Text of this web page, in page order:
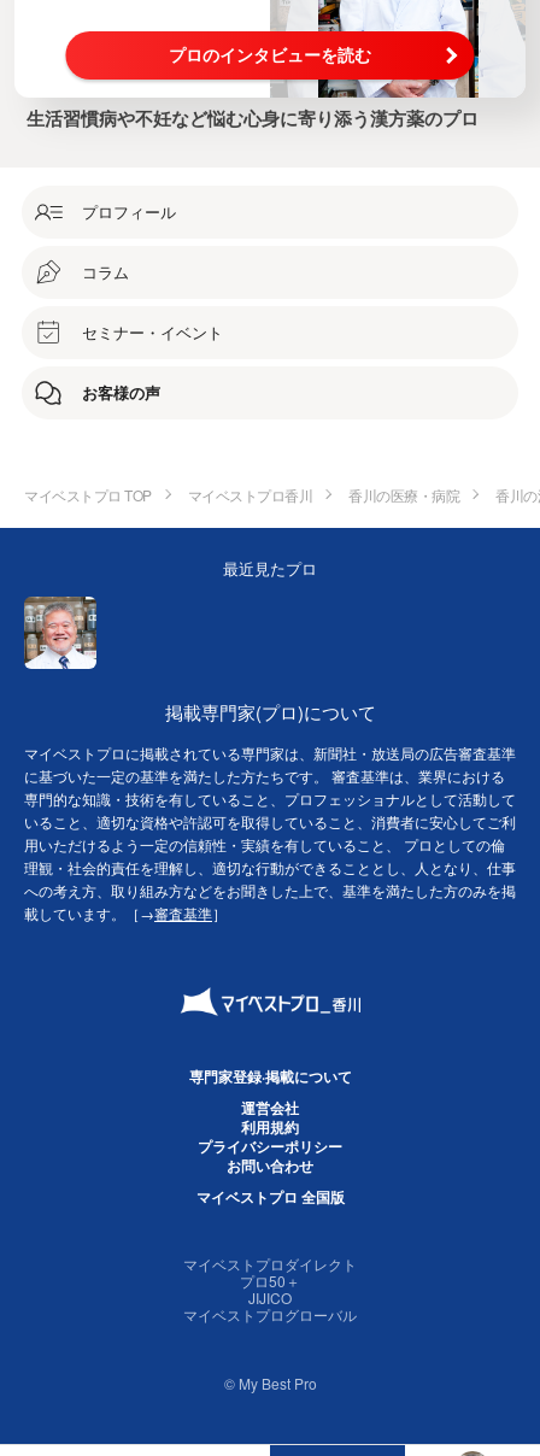
それと我が家のルイちゃん、今では息子以上に可愛い存在。
寝てばかりなので獣医さんに見て戴いたら腎臓がうまく機能
していない、暫し入院して投薬するとのこと。
取りあえず費用を伺ったら私の「紅豆杉」などより高いのに
とのことでした。
を1日3回、1回2カプセルと「紅豆杉」を1粒飲ませてとのこ
スクアレンは薬局サプリですが漢方的には腎臓と肝臓を元気
半年後には庭でモグラを咥えてくるほどに回復しました。
一度、ちがう獣医さんに診て戴いたら、どこにも異常は無い
ありがたいです。
プロのインタビューを読む
生活習慣病や不妊など悩む心身に寄り添う漢方薬のプロ
プロフィール
コラム
セミナー・イベント
お客様の声
マイベストプロ TOP マイベストプロ香川 香川の医療・病院 香川
最近見たプロ
掲載専門家(プロ)について
マイベストプロに掲載されている専門家は、新聞社・放送局の広告審査基準
に基づいた一定の基準を満たした方たちです。 審査基準は、業界における
専門的な知識・技術を有していること、プロフェッショナルとして活動して
いること、適切な資格や許認可を取得していること、消費者に安心してご利
用いただけるよう一定の信頼性・実績を有していること、 プロとしての倫
理観・社会的責任を理解し、適切な行動ができることとし、人となり、仕事
への考え方、取り組み方などをお聞きした上で、基準を満たした方のみを掲
載しています。［→審査基準］
専門家登録·掲載について
運営会社
利用規約
プライバシーポリシー
お問い合わせ
マイベストプロ 全国版
マイベストプロダイレクト
プロ50＋
JIJICO
マイベストプログローバル
© My Best Pro